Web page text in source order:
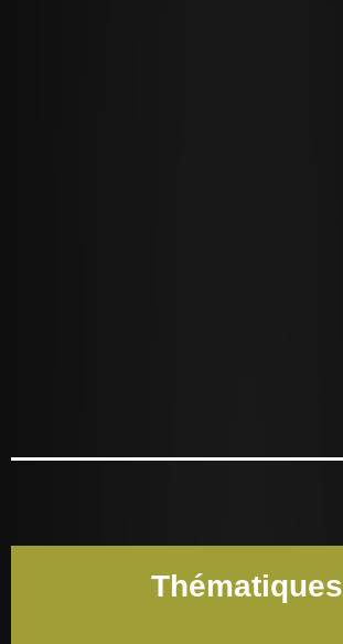
S’abonner à la Lettre d’information
Thématiques